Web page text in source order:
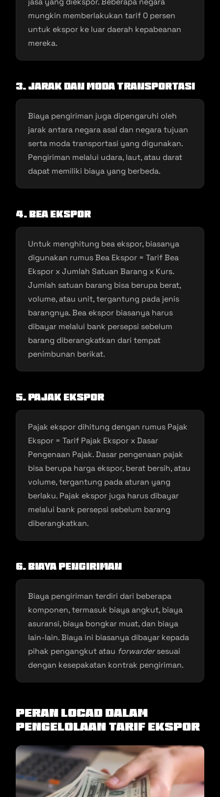
mungkin memberlakukan tarif 0 persen
untuk ekspor ke luar daerah kepabeanan
mereka.
3. Jarak dan Moda Transportasi
Biaya pengiriman juga dipengaruhi oleh
jarak antara negara asal dan negara tujuan
serta moda transportasi yang digunakan.
Pengiriman melalui udara, laut, atau darat
dapat memiliki biaya yang berbeda.
4. Bea Ekspor
Untuk menghitung bea ekspor, biasanya
digunakan rumus Bea Ekspor = Tarif Bea
Ekspor x Jumlah Satuan Barang x Kurs.
Jumlah satuan barang bisa berupa berat,
volume, atau unit, tergantung pada jenis
barangnya. Bea ekspor biasanya harus
dibayar melalui bank persepsi sebelum
barang diberangkatkan dari tempat
penimbunan berikat.
5. Pajak Ekspor
Pajak ekspor dihitung dengan rumus Pajak
Ekspor = Tarif Pajak Ekspor x Dasar
Pengenaan Pajak. Dasar pengenaan pajak
bisa berupa harga ekspor, berat bersih, atau
volume, tergantung pada aturan yang
berlaku. Pajak ekspor juga harus dibayar
melalui bank persepsi sebelum barang
diberangkatkan.
6. Biaya Pengiriman
Biaya pengiriman terdiri dari beberapa
komponen, termasuk biaya angkut, biaya
asuransi, biaya bongkar muat, dan biaya
lain-lain. Biaya ini biasanya dibayar kepada
pihak pengangkut atau forwardersesuai
dengan kesepakatan kontrak pengiriman.
Peran Locad dalam
Pengelolaan Tarif Ekspor